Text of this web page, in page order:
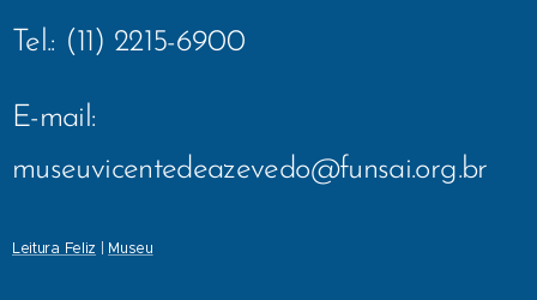
Tel.: (11) 2215-6900
E-mail:
museuvicentedeazevedo@funsai.org.br
Leitura Feliz Museu